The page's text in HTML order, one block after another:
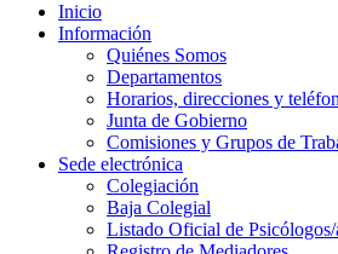
Inicio
Información
Quiénes Somos
Departamentos
Horarios, direcciones y
Junta de Gobierno
Comisiones y Grupos de
Sede electrónica
Colegiación
Baja Colegial
Listado Oficial de Psicólogos/